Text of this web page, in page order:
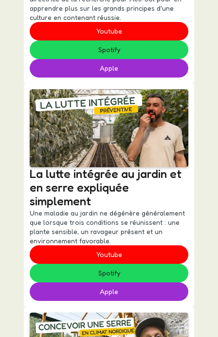
apprendre plus sur les grands principes d'une
culture en contenant réussie.
Youtube
Spotify
Apple
La lutte intégrée au jardin et
en serre expliquée
simplement
Une maladie au jardin ne dégénère généralement
que lorsque trois conditions se réunissent : une
plante sensible, un ravageur présent et un
environnement favorable.
Youtube
Spotify
Apple